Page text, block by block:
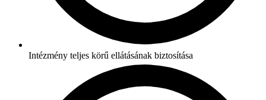
Intézmény teljes körű ellátásának biztosítása